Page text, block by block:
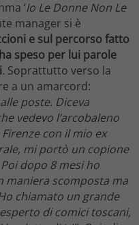
‘Io Le Donne Non Le
manager si è
e sul percorso fatto
speso per lui parole
. Soprattutto verso la
a un amarcord:
poste. Diceva
vedevo l’arcobaleno
con il mio ex
mi portò un copione
dopo 8 mesi ho
maniera scomposta ma
chiamato un grande
di comici toscani,